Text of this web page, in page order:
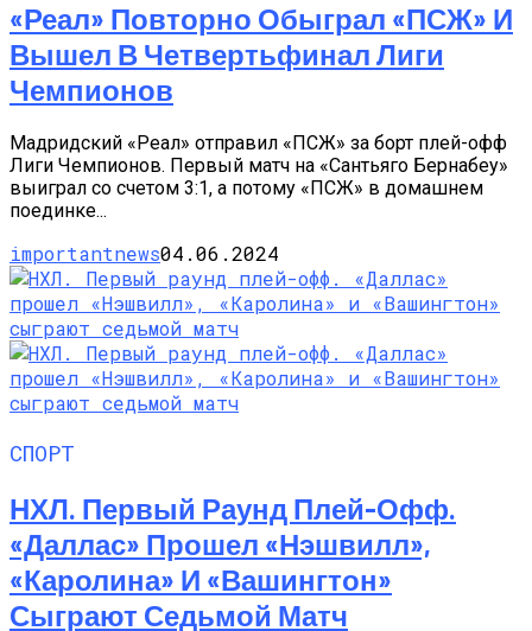
«Реал» Повторно Обыграл «ПСЖ» И
Вышел В Четвертьфинал Лиги
Чемпионов
Мадридский «Реал» отправил «ПСЖ» за борт плей-офф
Лиги Чемпионов. Первый матч на «Сантьяго Бернабеу»
выиграл со счетом 3:1, а потому «ПСЖ» в домашнем
поединке...
importantnews04.06.2024
СПОРТ
НХЛ. Первый Раунд Плей-Офф.
«Даллас» Прошел «Нэшвилл»,
«Каролина» И «Вашингтон»
Сыграют Седьмой Матч